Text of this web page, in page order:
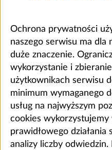
Ochrona prywatności
naszego serwisu ma dla
duże znaczenie.
wykorzystanie i
użytkownikach serwisu
minimum wymaganego
usług na najwyższym
cookies wykorzystujemy
prawidłowego działania
analizy liczby